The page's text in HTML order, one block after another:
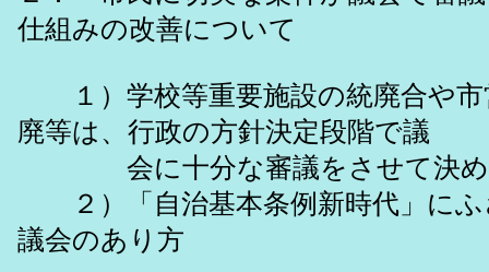
仕組みの改善について
１）学校等重要施設の統廃合や市
廃等は、行政の方針決定段階で議
会に十分な審議をさせて決め
２）「自治基本条例新時代」にふ
議会のあり方